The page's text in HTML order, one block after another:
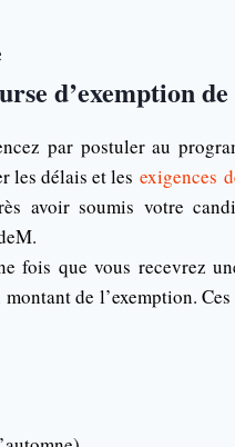
d’exemption
par postuler au
les délais et les exigences
avoir soumis votre
fois que vous recevrez
de l’exemption.